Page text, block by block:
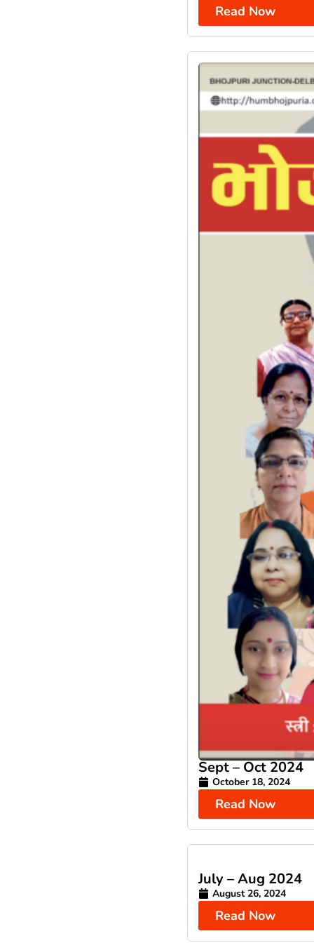
Read Now
Sept – Oct 2024
October 18, 2024
Read Now
July – Aug 2024
August 26, 2024
Read Now